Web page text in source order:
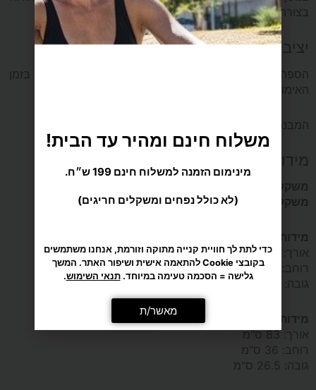
בצורה נוחה.
יציבות ובטיחות בזמן האימון
הספה כוללת
המספקים יציבות גבוהה בזמן
האימון ומונעים תזוזה או החלקה במהלך התרגילים.
המבנה החזק מאפשר לבצע אימונים בביטחון ובנוחות.
מידות ומשקל
משקל הספה:
משקל משתמש מרבי:120 ק"ג
מידות במצב פתוח:
אורך: 140 ס"מ
רוחב: 36 ס"מ
גובה: 44–110 ס"מ
מידות במצב מקופל:
אורך: 83 ס"מ
רוחב: 36 ס"מ
גובה: 26.5 ס"מ
משלוח חינם ומהיר עד הבית!
בקובצי Cookie להתאמה אישית ושיפור האתר. המשך